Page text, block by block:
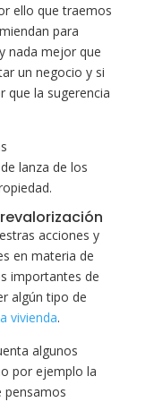
ello que traemos
para
nada mejor que
un negocio y si
que la sugerencia
lanza de los
acciones y
en materia de
importantes de
algún tipo de
vivienda.
algunos
por ejemplo la
pensamos